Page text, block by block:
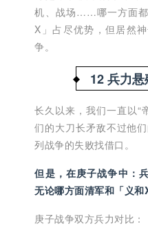
机、战场……哪一方面
X」 占尽优势，但居然
争。
12 兵力悬
长久以来，我们一直以“
们的大刀长矛敌不过他
列战争的失败找借口。
但是，在庚子战争中：
无论哪方面清军和「义和
庚子战争双方兵力对比：